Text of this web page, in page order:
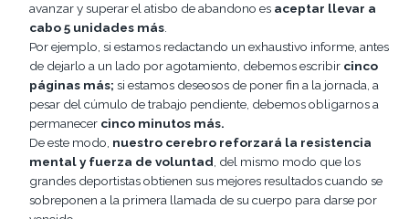
avanzar y superar el atisbo de abandono es aceptar llevar a
cabo 5 unidades más.
Por ejemplo, si estamos redactando un exhaustivo informe, antes
de dejarlo a un lado por agotamiento, debemos escribir cinco
páginas más; si estamos deseosos de poner fin a la jornada, a
pesar del cúmulo de trabajo pendiente, debemos obligarnos a
permanecer cinco minutos más.
De este modo, nuestro cerebro reforzará la resistencia
mental y fuerza de voluntad, del mismo modo que los
grandes deportistas obtienen sus mejores resultados cuando se
sobreponen a la primera llamada de su cuerpo para darse por